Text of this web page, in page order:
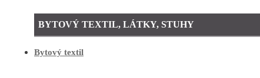
BYTOVÝ TEXTIL, LÁTKY, STUHY
Bytový textil